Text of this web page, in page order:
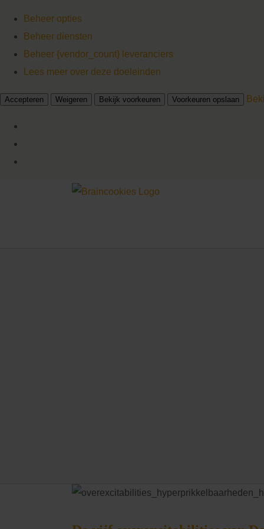
Beheer opties
Beheer diensten
Beheer {vendor_count} leveranciers
Lees meer over deze doeleinden
Accepteren Weigeren Bekijk voorkeuren Voorkeuren opslaan